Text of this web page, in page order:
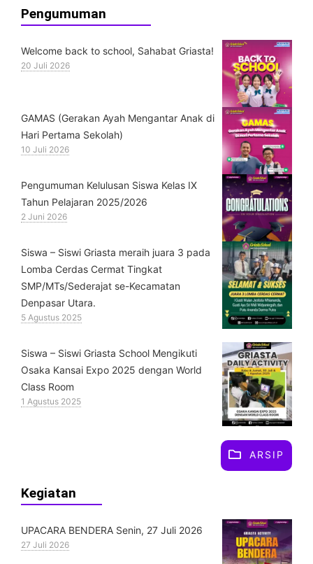
Pengumuman
Welcome back to school, Sahabat Griasta!
20 Juli 2026
GAMAS (Gerakan Ayah Mengantar Anak di
Hari Pertama Sekolah)
10 Juli 2026
Pengumuman Kelulusan Siswa Kelas IX
Tahun Pelajaran 2025/2026
2 Juni 2026
Siswa – Siswi Griasta meraih juara 3 pada
Lomba Cerdas Cermat Tingkat
SMP/MTs/Sederajat se-Kecamatan
Denpasar Utara.
5 Agustus 2025
Siswa – Siswi Griasta School Mengikuti
Osaka Kansai Expo 2025 dengan World
Class Room
1 Agustus 2025
ARSIP
Kegiatan
UPACARA BENDERA Senin, 27 Juli 2026
27 Juli 2026